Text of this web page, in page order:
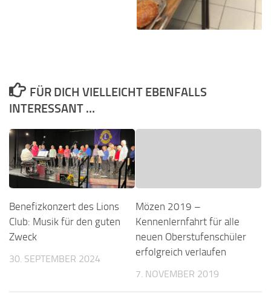
FÜR DICH VIELLEICHT EBENFALLS
INTERESSANT …
Benefizkonzert des Lions
Club: Musik für den guten
Zweck
30. SEPTEMBER 2024
Mözen 2019 –
Kennenlernfahrt für alle
neuen Oberstufenschüler
erfolgreich verlaufen
7. NOVEMBER 2019